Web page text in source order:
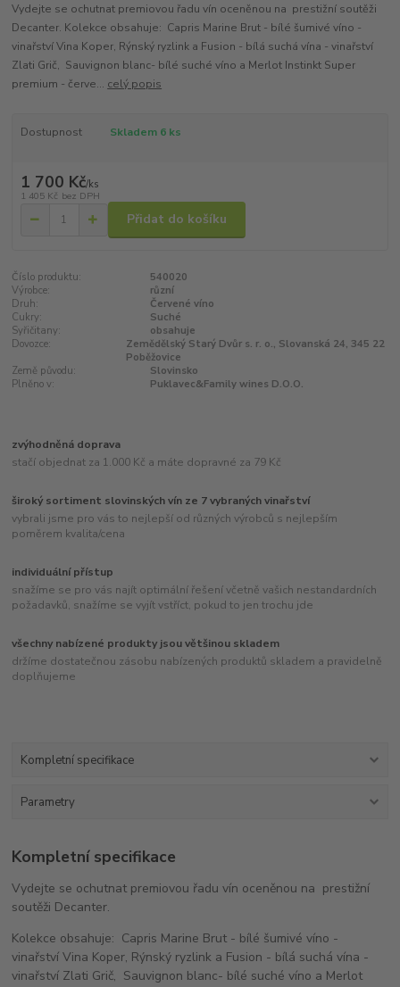
Vydejte se ochutnat premiovou řadu vín oceněnou na prestižní soutěži
Decanter. Kolekce obsahuje: Capris Marine Brut - bílé šumivé víno -
vinařství Vina Koper, Rýnský ryzlink a Fusion - bílá suchá vína - vinařství
Zlati Grič, Sauvignon blanc- bílé suché víno a Merlot Instinkt Super
premium - červe... celý popis
Dostupnost Skladem 6 ks
1 700 Kč/ks
1 405 Kč bez DPH
Přidat do košíku
Číslo produktu:
540020
Výrobce:
různí
Druh:
Červené víno
Cukry:
Suché
Syřičitany:
obsahuje
Dovozce:
Zemědělský Starý Dvůr s. r. o., Slovanská 24, 345 22
Poběžovice
Země původu:
Slovinsko
Plněno v:
Puklavec&Family wines D.O.O.
zvýhodněná doprava
stačí objednat za 1.000 Kč a máte dopravné za 79 Kč
široký sortiment slovinských vín ze 7 vybraných vinařství
vybrali jsme pro vás to nejlepší od různých výrobců s nejlepším
poměrem kvalita/cena
individuální přístup
snažíme se pro vás najít optimální řešení včetně vašich nestandardních
požadavků, snažíme se vyjít vstříct, pokud to jen trochu jde
všechny nabízené produkty jsou většinou skladem
držíme dostatečnou zásobu nabízených produktů skladem a pravidelně
doplňujeme
Kompletní specifikace
Parametry
Kompletní specifikace
Vydejte se ochutnat premiovou řadu vín oceněnou na prestižní
soutěži Decanter.
Kolekce obsahuje: Capris Marine Brut - bílé šumivé víno -
vinařství Vina Koper, Rýnský ryzlink a Fusion - bílá suchá vína -
vinařství Zlati Grič, Sauvignon blanc- bílé suché víno a Merlot